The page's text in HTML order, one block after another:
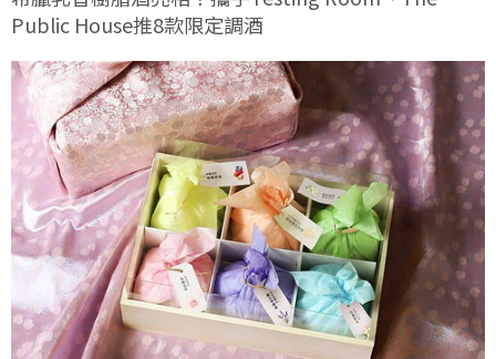
Public House推8款限定調酒